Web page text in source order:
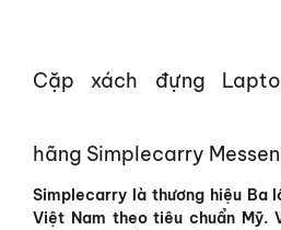
Cặp xách đựng
hãng Simplecarry
Simplecarry là thương hiệu Ba
Việt Nam theo tiêu chuẩn Mỹ.